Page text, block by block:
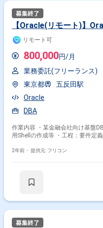
【Oracle(リモート)】
リモート可
800,000円/月
業務委託(フリーランス)
東京都
五反田駅
Oracle
DBA
作業内容 ・某金融会社向け基盤
用Shellの作成等 ・工程：要件定
2年前・ 提供元: フリコン
インフラエンジニア
サーバーエンジニア